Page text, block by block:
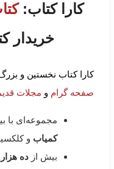
کارا کتاب:
خریدار
کارا کتاب نخستین و
صفحه گرام و مجلات
مجموعه‌ای با
کمیاب و
بیش از ده